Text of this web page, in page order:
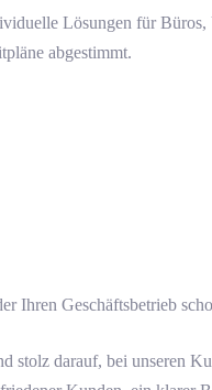
Lösungen für
abgestimmt.
Ihren Geschäftsbetrieb
darauf, bei unseren